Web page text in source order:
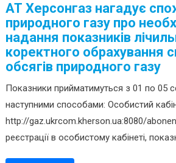
АТ Херсонгаз нагадує
природного газу про
надання показників
коректного обрахування
обсягів природного газу
Показники прийматимуться з 01 по 05
наступними способами: Особистий
http://gaz.ukrcom.kherson.ua:8080/
реєстрації в особистому кабінеті,